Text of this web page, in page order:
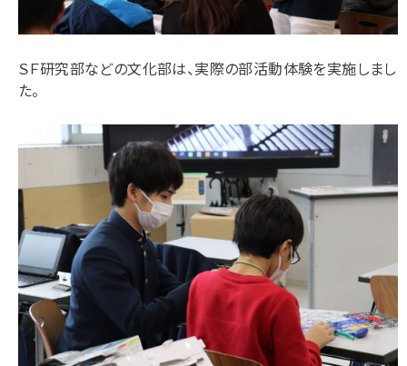
ＳＦ研究部などの文化部は、実際の部活動体験を実施しまし
た。